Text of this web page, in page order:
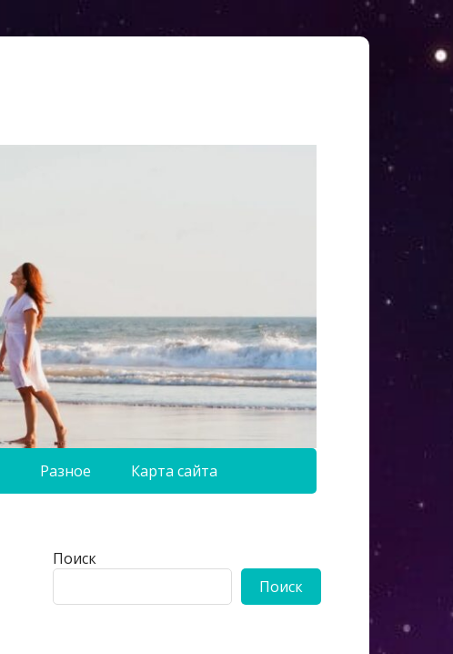
Разное Карта сайта
Поиск
Поиск